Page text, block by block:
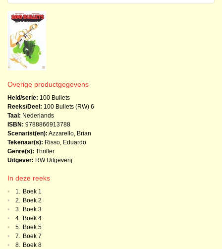
Overige productgegevens
Held/serie: 100 Bullets
Reeks/Deel: 100 Bullets (RW) 6
Taal: Nederlands
ISBN: 9788866913788
Scenarist(en): Azzarello, Brian
Tekenaar(s): Risso, Eduardo
Genre(s): Thriller
Uitgever: RW Uitgeverij
In deze reeks
• 1. Boek 1
•
2. Boek 2
•
3. Boek 3
•
4. Boek 4
•
5. Boek 5
•
7. Boek 7
•
8. Boek 8